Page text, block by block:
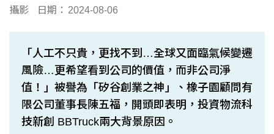
攝影
日期： 2024-08-06
「人工不只貴，更找不到…全球又面臨氣候變遷
風險…更希望看到公司的價值，而非公司淨
值！」被譽為「矽谷創業之神」、橡子園顧問有
限公司董事長陳五福，開頭即表明，投資物流科
技新創 BBTruck兩大背景原因。